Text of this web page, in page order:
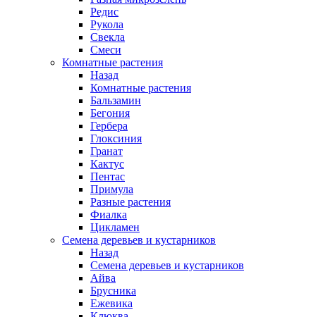
Редис
Рукола
Свекла
Смеси
Комнатные растения
Назад
Комнатные растения
Бальзамин
Бегония
Гербера
Глоксиния
Гранат
Кактус
Пентас
Примула
Разные растения
Фиалка
Цикламен
Семена деревьев и кустарников
Назад
Семена деревьев и кустарников
Айва
Брусника
Ежевика